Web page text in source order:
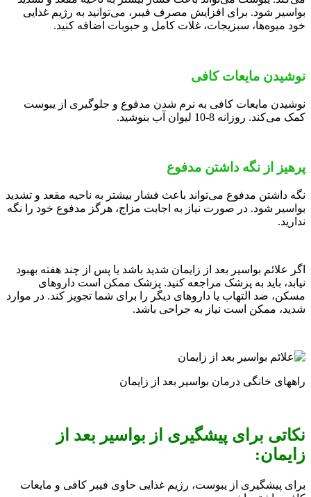
بواسیر شود. برای افزایش مصرف فیبر، می‌توانید به رژیم غذایی
خود میوه‌ها، سبزیجات، غلات کامل و حبوبات اضافه کنید.
نوشیدن مایعات کافی
نوشیدن مایعات کافی به نرم شدن مدفوع و جلوگیری از یبوست
کمک می‌کند. روزانه 8-10 لیوان آب بنوشید.
پرهیز از نگه داشتن مدفوع
نگه داشتن مدفوع می‌تواند باعث فشار بیشتر به ناحیه مقعد و تشدید
بواسیر شود. در صورت نیاز به اجابت مزاج، هرگز مدفوع خود را نگه
ندارید.
اگر علائم بواسیر بعد از زایمان شدید باشد یا پس از چند هفته بهبود
نیابد، باید به پزشک مراجعه کنید. پزشک ممکن است داروهای
مسکن، ضد التهاب یا داروهای دیگر را برای شما تجویز کند. در موارد
شدید، ممکن است نیاز به جراحی باشد.
راههای خانگی درمان بواسیر بعد از زایمان
نکاتی برای پیشگیری از بواسیر بعد از
زایمان:
برای پیشگیری از یبوست، رژیم غذایی حاوی فیبر کافی و مایعات